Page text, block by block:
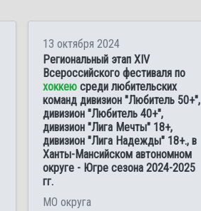
13 октября 2024
Региональный этап XIV
Всероссийского фестиваля по
хоккею среди любительских
команд дивизион "Любитель 50+",
дивизион "Любитель 40+",
дивизион "Лига Мечты" 18+,
дивизион "Лига Надежды" 18+., в
Ханты-Мансийском автономном
округе - Югре сезона 2024-2025
гг.
МО округа